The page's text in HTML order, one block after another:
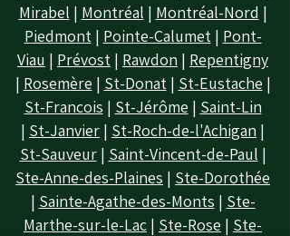
Mirabel | Montréal | Montréal-Nord |
Piedmont | Pointe-Calumet | Pont-
Viau | Prévost | Rawdon | Repentigny
| Rosemère | St-Donat | St-Eustache |
St-Francois | St-Jérôme | Saint-Lin
| St-Janvier | St-Roch-de-l'Achigan |
St-Sauveur| Saint-Vincent-de-Paul |
Ste-Anne-des-Plaines | Ste-Dorothée
| Sainte-Agathe-des-Monts | Ste-
Marthe-sur-le-Lac | Ste-Rose | Ste-